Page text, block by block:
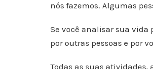
nós fazemos. Algumas
Se você analisar sua vida
por outras pessoas e por
Todas as suas atividades,